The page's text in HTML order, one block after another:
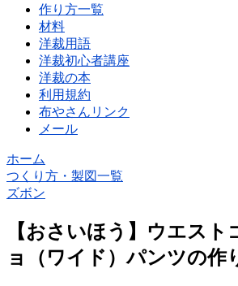
作り方一覧
材料
洋裁用語
洋裁初心者講座
洋裁の本
利用規約
布やさんリンク
メール
ホーム
つくり方・製図一覧
ズボン
【おさいほう】ウエスト
ョ（ワイド）パンツの作